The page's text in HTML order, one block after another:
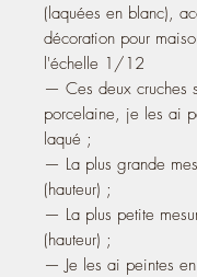
(laquées en blanc),
décoration pour
l'échelle 1/12
— Ces deux cruches
porcelaine, je les ai
laqué ;
— La plus grande
(hauteur) ;
— La plus petite
(hauteur) ;
— Je les ai peintes